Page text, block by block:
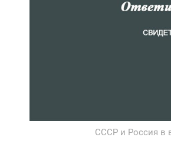
СССР и Россия в